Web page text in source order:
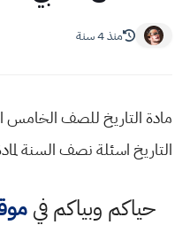
منذ 4 سنة
مادة التاريخ للصف الخامس
التاريخ اسئلة نصف السنة
حياكم وبياكم في